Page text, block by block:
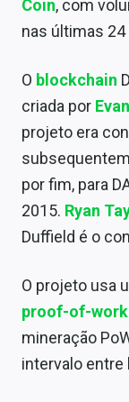
Expediente
Coin, com
nas últimas 24
O blockchain
criada por
projeto era
por fim, para
2015. Ryan
Duffield é o
O projeto usa
proof-of-work
mineração
intervalo